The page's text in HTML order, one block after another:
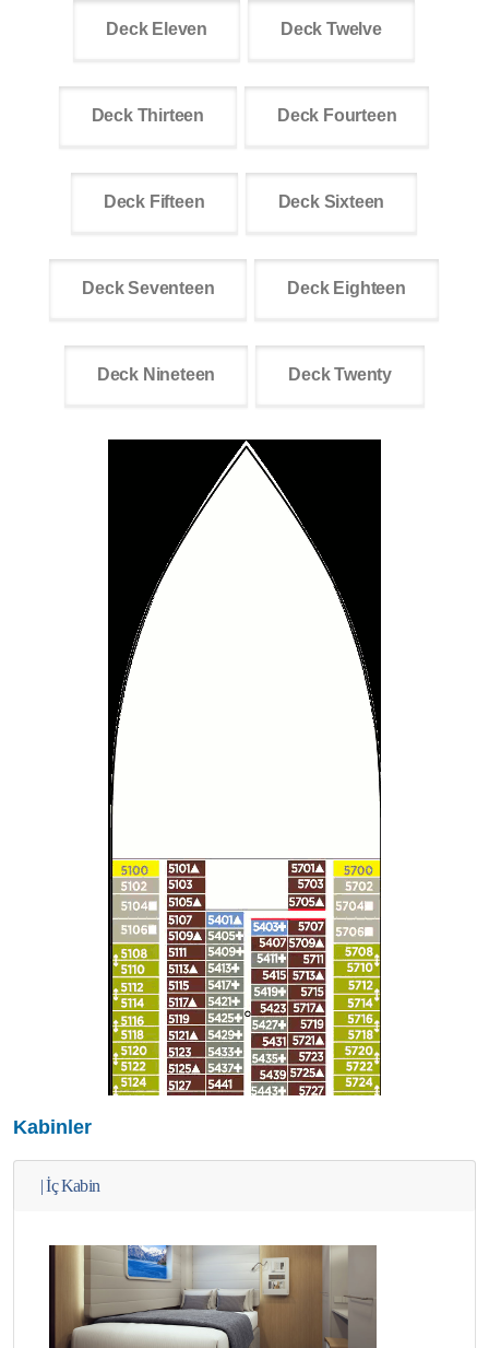
Deck Eleven Deck Twelve
Deck Thirteen Deck Fourteen
Deck Fifteen Deck Sixteen
Deck Seventeen Deck Eighteen
Deck Nineteen Deck Twenty
Kabinler
|İç Kabin